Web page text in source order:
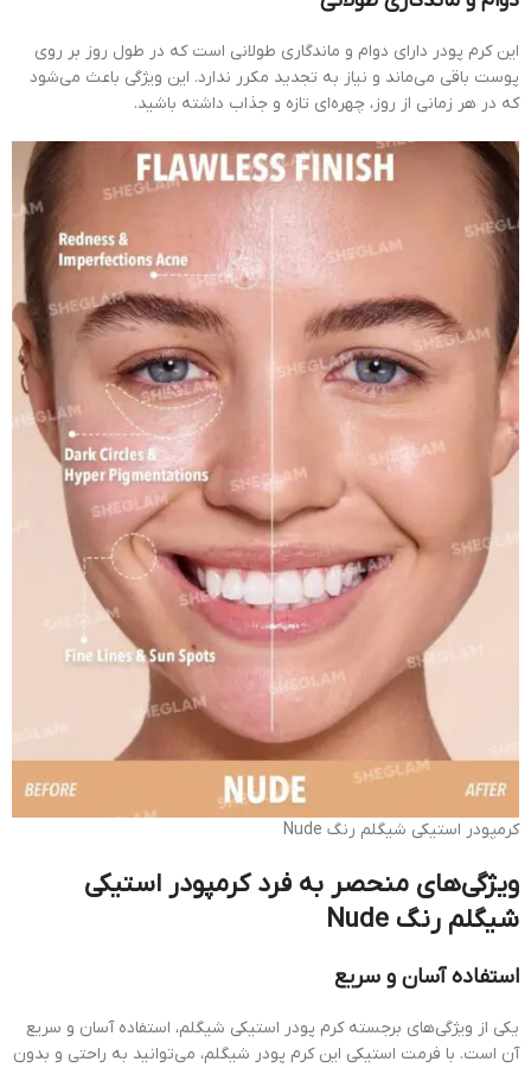
این کرم پودر دارای دوام و ماندگاری طولانی است که در طول روز بر روی
پوست باقی می‌ماند و نیاز به تجدید مکرر ندارد. این ویژگی باعث می‌شود
که در هر زمانی از روز، چهره‌ای تازه و جذاب داشته باشید.
کرمپودر استیکی شیگلم رنگ Nude
ویژگی‌های منحصر به فرد کرمپودر استیکی
شیگلم رنگ Nude
استفاده آسان و سریع
یکی از ویژگی‌های برجسته کرم پودر استیکی شیگلم، استفاده آسان و سریع
آن است. با فرمت استیکی این کرم پودر شیگلم، می‌توانید به راحتی و بدون